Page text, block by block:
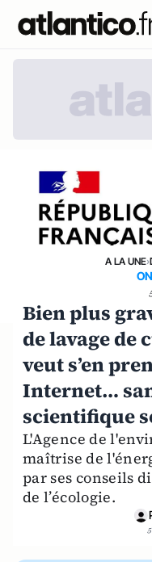
A LA UNE›
Bien plus
de lavage de
veut s’en
Internet…
scientifique
L'Agence de
maîtrise de
par ses conseils
de l’écologie.